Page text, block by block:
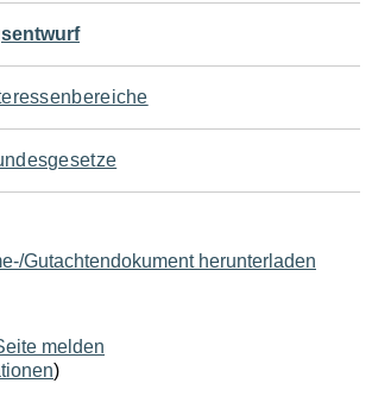
Gutachtendokument herunterladen
melden
)